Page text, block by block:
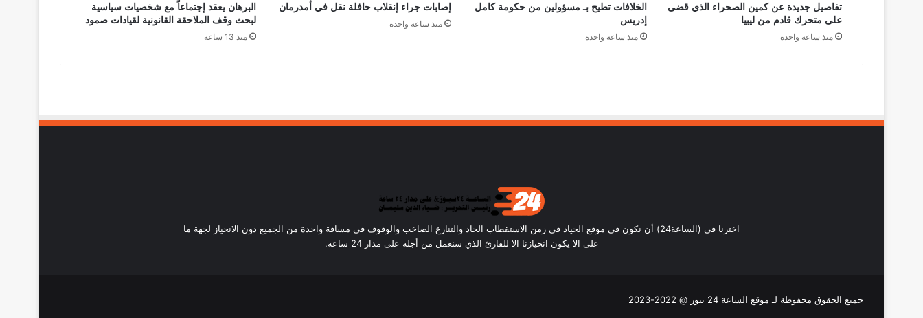
تفاصيل جديدة عن كمين الصحراء الذي قضى
على متحرك قادم من ليبيا
منذ ساعة واحدة
الخلافات تطيح بـ مسؤولين من حكومة كامل
إدريس
منذ ساعة واحدة
إصابات جراء إنقلاب حافلة نقل في أمدرمان
منذ ساعة واحدة
البرهان يعقد إجتماعاً مع شخصيات سياسية
لبحث وقف الملاحقة القانونية لقيادات صمود
منذ 13 ساعة
اخترنا في (الساعة24) أن نكون في موقع الحياد في زمن الاستقطاب الحاد والتنازع الصاخب والوقوف في مسافة واحدة من الجميع دون الانحياز لجهة ما
على الا يكون انحيازنا الا للقارئ الذي سنعمل من أجله على مدار 24 ساعة.
جميع الحقوق محفوظة لـ موقع الساعة 24 نيوز @ 2022-2023